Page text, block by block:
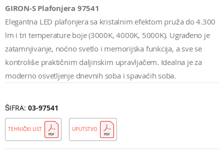
GIRON-S Plafonjera 97541
Elegantna LED plafonjera sa kristalnim efektom pruža do 4.300
lm i tri temperature boje (3000K, 4000K, 5000K). Ugrađeno je
zatamnjivanje, noćno svetlo i memorijska funkcija, a sve se
kontroliše praktičnim daljinskim upravljačem. Idealna je za
moderno osvetljenje dnevnih soba i spavaćih soba.
ŠIFRA 03-97541
TEHNIČKI LIST UPUTSTVO